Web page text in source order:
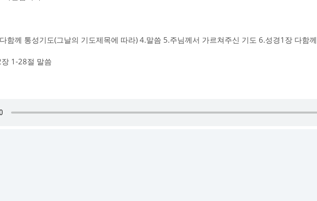
함께 통성기도(그날의 기도제목에 따라) 4.말씀 5.주님께서 가르쳐주신 기도 6.성경1장 다함
1-28절 말씀